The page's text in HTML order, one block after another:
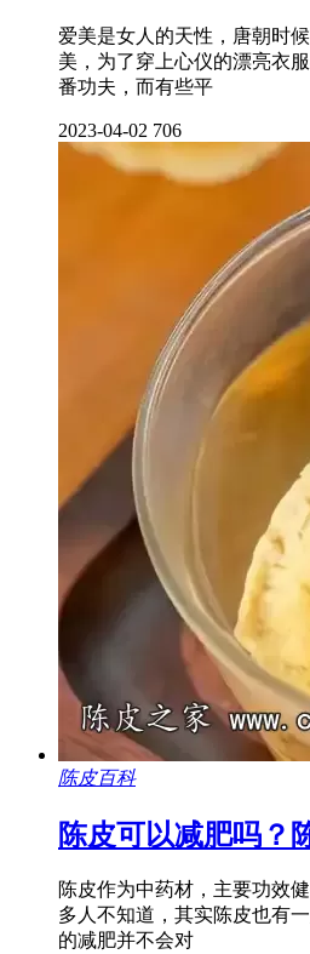
爱美是女人的天性，唐朝时
美，为了穿上心仪的漂亮衣
番功夫，而有些平
2023-04-02 706
陈皮百科
陈皮可以减肥吗？
陈皮作为中药材，主要功效
多人不知道，其实陈皮也有
的减肥并不会对